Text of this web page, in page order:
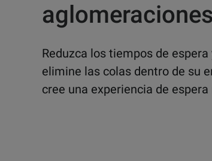
aglomeraciones
Reduzca los tiempos de
elimine las colas dentro de su
cree una experiencia de